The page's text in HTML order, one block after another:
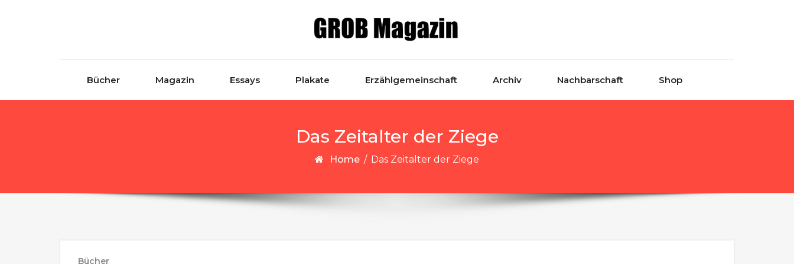
Bücher Magazin Essays Plakate Erzählgemeinschaft Archiv Nachbarschaft Shop
Das Zeitalter der Ziege
Home / Das Zeitalter der Ziege
Bücher